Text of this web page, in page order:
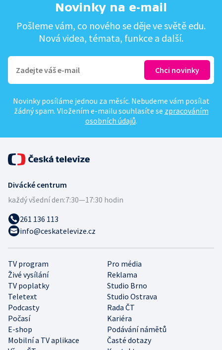
Novinky na e-mail
Pošleme vám, co nového se děje ve světě edu.
Nová videa, témata, funkce a další.
Novinky posíláme jednou za měsíc. Nebudeme vám posílat
žádný spam. Vložením e-mailu souhlasíte se zpracováním
osobních údajů.